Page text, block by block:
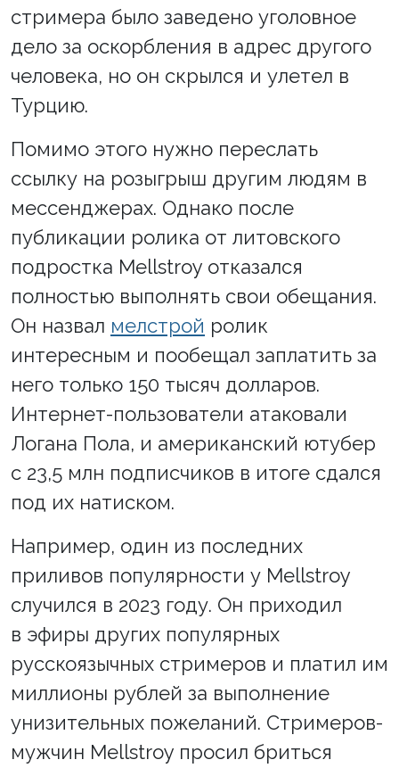
стримера было заведено уголовное
дело за оскорбления в адрес другого
человека, но он скрылся и улетел в
Турцию.
Помимо этого нужно переслать
ссылку на розыгрыш другим людям в
мессенджерах. Однако после
публикации ролика от литовского
подростка Mellstroy отказался
полностью выполнять свои обещания.
Он назвал мелстрой ролик
интересным и пообещал заплатить за
него только 150 тысяч долларов.
Интернет-пользователи атаковали
Логана Пола, и американский ютубер
с 23,5 млн подписчиков в итоге сдался
под их натиском.
Например, один из последних
приливов популярности у Mellstroy
случился в 2023 году. Он приходил
в эфиры других популярных
русскоязычных стримеров и платил им
миллионы рублей за выполнение
унизительных пожеланий. Стримеров-
мужчин Mellstroy просил бриться